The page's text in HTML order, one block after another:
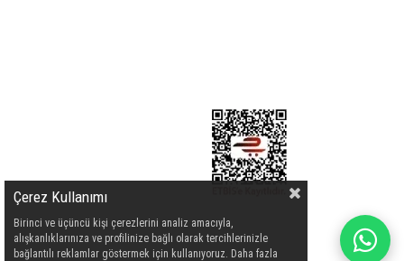
Çerez Kullanımı
Birinci ve üçüncü kişi çerezlerini analiz amacıyla,
alışkanlıklarınıza ve profilinize bağlı olarak tercihlerinizle
bağlantılı reklamlar göstermek için kullanıyoruz. Daha fazla